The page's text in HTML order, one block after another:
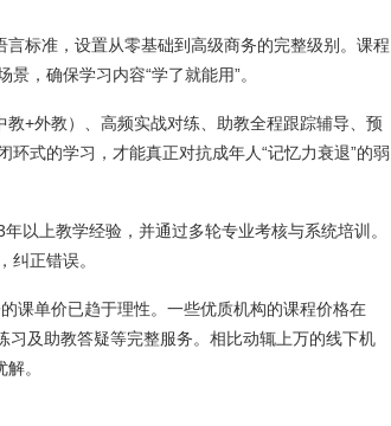
标准，设置从零基础到高级商务的完整级别。课程
，确保学习内容“学了就能用”。
+外教）、高频实战对练、助教全程跟踪辅导、预
式的学习，才能真正对抗成年人“记忆力衰退”的弱
以上教学经验，并通过多轮专业考核与系统培训。
纠正错误。
课单价已趋于理性。一些优质机构的课程价格在
及助教答疑等完整服务。相比动辄上万的线下机
。